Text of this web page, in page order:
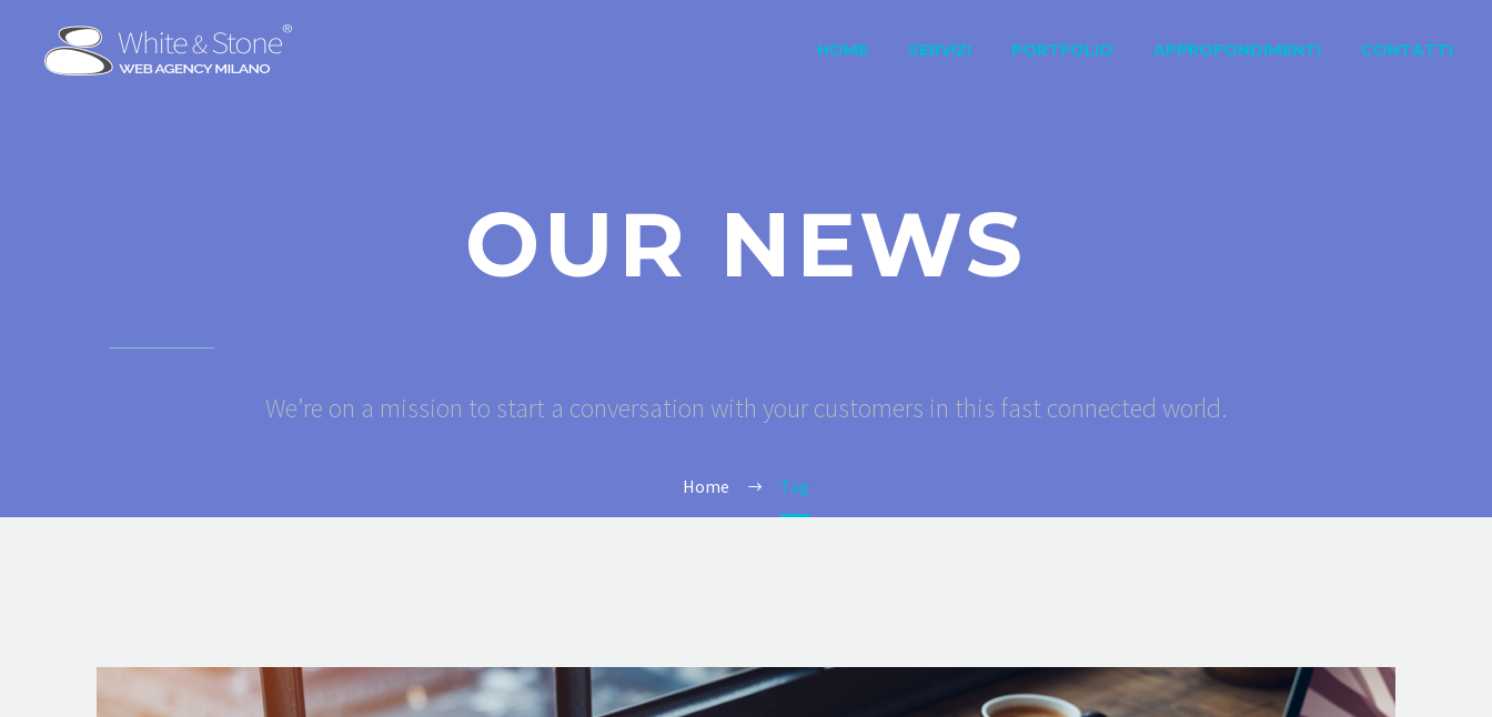
HOME SERVIZI PORTFOLIO APPROFONDIMENTI CONTATTI
OUR NEWS
We’re on a mission to start a conversation with your customers in this fast connected world.
Home Tag